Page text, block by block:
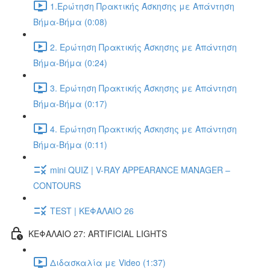
1.Ερώτηση Πρακτικής Άσκησης με Απάντηση
Βήμα-Βήμα (0:08)
2. Ερώτηση Πρακτικής Άσκησης με Απάντηση
Βήμα-Βήμα (0:24)
3. Ερώτηση Πρακτικής Άσκησης με Απάντηση
Βήμα-Βήμα (0:17)
4. Ερώτηση Πρακτικής Άσκησης με Απάντηση
Βήμα-Βήμα (0:11)
mini QUIZ | V-RAY APPEARANCE MANAGER –
CONTOURS
TEST | ΚΕΦΑΛΑΙΟ 26
ΚΕΦΑΛΑΙΟ 27: ARTIFICIAL LIGHTS
Διδασκαλία με Video (1:37)